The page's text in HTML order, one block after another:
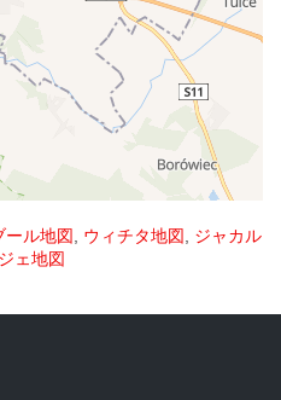
ール地図, ウィチタ地図, ジャカル
ェ地図